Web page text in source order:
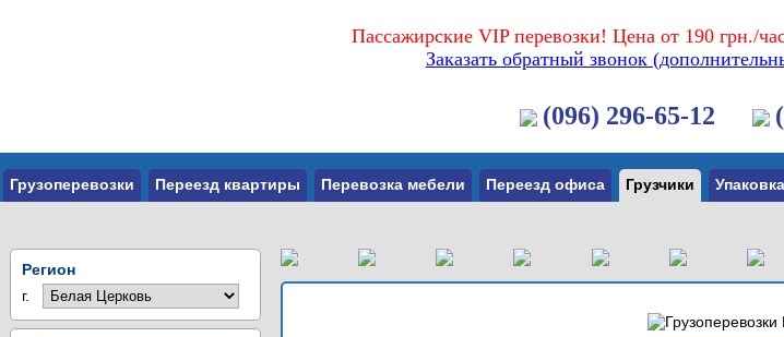
Пассажирские VIP перевозки! Цена от 190 грн./
Заказать обратный звонок
(096) 296-65-12
Грузоперевозки Переезд квартиры Перевозка мебели Переезд офиса Грузчики Упаковка
Регион
г.